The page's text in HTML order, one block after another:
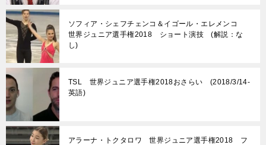
ソフィア・シェフチェンコ＆イゴール・エレメンコ
世界ジュニア選手権2018 ショート演技 (解説：な
し)
TSL 世界ジュニア選手権2018おさらい (2018/3/14-
英語)
アラーナ・トクタロワ 世界ジュニア選手権2018 フ